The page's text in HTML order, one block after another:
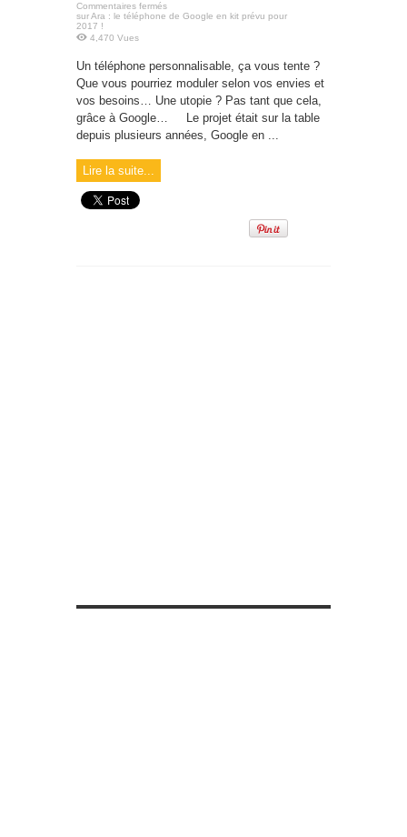
Commentaires fermés
sur Ara : le téléphone de Google en kit prévu pour
2017 !
4,470 Vues
Un téléphone personnalisable, ça vous tente ?
Que vous pourriez moduler selon vos envies et
vos besoins… Une utopie ? Pas tant que cela,
grâce à Google… Le projet était sur la table
depuis plusieurs années, Google en ...
Lire la suite...